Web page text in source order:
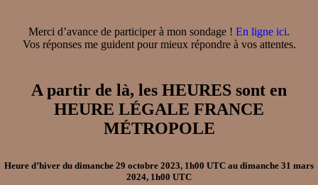
Merci d’avance de participer à mon sondage ! En ligne ici.
Vos réponses me guident pour mieux répondre à vos attentes.
A partir de là, les HEURES sont en
HEURE LÉGALE FRANCE
MÉTROPOLE
Heure d’hiver du dimanche 29 octobre 2023, 1h00 UTC au dimanche 31 mars
2024, 1h00 UTC